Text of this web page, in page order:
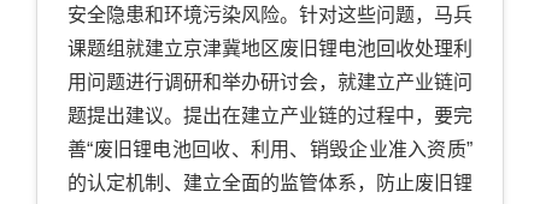
安全隐患和环境污染风险。针对这些问题，马兵
课题组就建立京津冀地区废旧锂电池回收处理利
用问题进行调研和举办研讨会，就建立产业链问
题提出建议。提出在建立产业链的过程中，要完
善“废旧锂电池回收、利用、销毁企业准入资质”
的认定机制、建立全面的监管体系，防止废旧锂